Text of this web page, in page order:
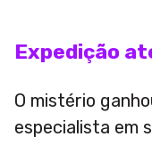
Expedição
O mistério
especialista em